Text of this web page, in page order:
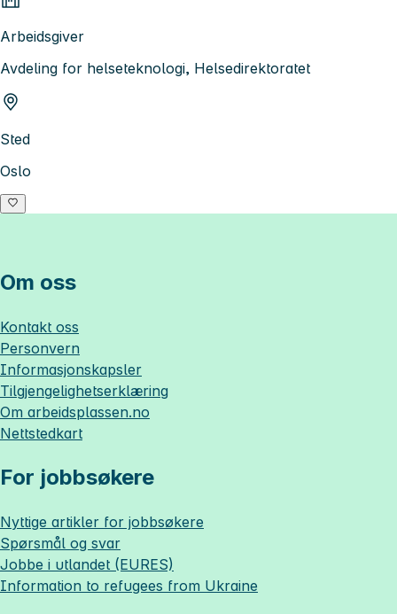
Arbeidsgiver
Avdeling for helseteknologi, Helsedirektoratet
Sted
Oslo
Om oss
Kontakt oss
Personvern
Informasjonskapsler
Tilgjengelighetserklæring
Om arbeidsplassen.no
Nettstedkart
For jobbsøkere
Nyttige artikler for jobbsøkere
Spørsmål og svar
Jobbe i utlandet (EURES)
Information to refugees from Ukraine